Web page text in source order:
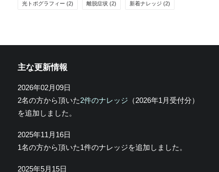
光トポグラフィー (2) 離脱症状 (2) 新着ナレッジ (2)
主な更新情報
2026年02月09日
2名の方から頂いた2件のナレッジ （2026年1月受付分）
を追加しました。
2025年11月16日
1名の方から頂いた1件のナレッジを追加しました。
2025年5月15日